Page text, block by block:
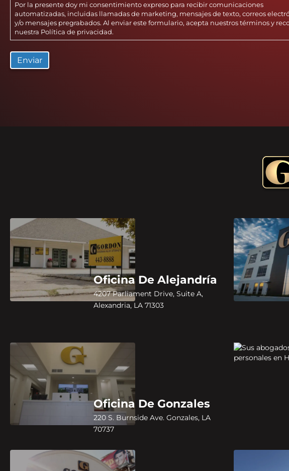
Por la presente doy mi consentimiento expreso para recibir comunicaciones
automatizadas, incluidas llamadas de marketing, mensajes de texto, correos
y/o mensajes pregrabados. Al enviar este formulario, acepta nuestros términos y
nuestra Política de privacidad.
Oficina De Alejandría
4207 Parliament Drive, Suite A,
Alexandria, LA 71303
Oficina De Gonzales
220 S. Burnside Ave. Gonzales, LA
70737